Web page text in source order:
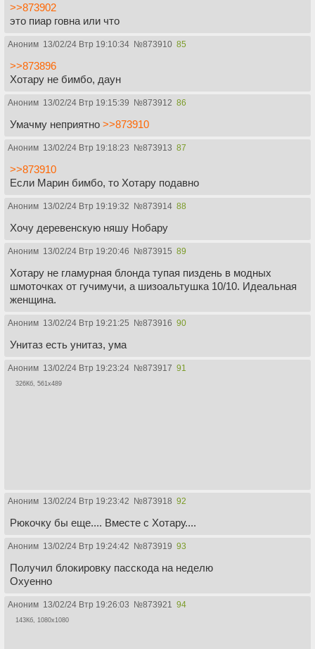
>>873902
это пиар говна или что
Аноним 13/02/24 Втр 19:10:34 №873910 85
>>873896
Хотару не бимбо, даун
Аноним 13/02/24 Втр 19:15:39 №873912 86
Умачму неприятно >>873910
Аноним 13/02/24 Втр 19:18:23 №873913 87
>>873910
Если Марин бимбо, то Хотару подавно
Аноним 13/02/24 Втр 19:19:32 №873914 88
Хочу деревенскую няшу Нобару
Аноним 13/02/24 Втр 19:20:46 №873915 89
Хотару не гламурная блонда тупая пиздень в модных
шмоточках от гучимучи, а шизоальтушка 10/10. Идеальная
женщина.
Аноним 13/02/24 Втр 19:21:25 №873916 90
Унитаз есть унитаз, ума
Аноним 13/02/24 Втр 19:23:24 №873917 91
326Кб, 561x489
Аноним 13/02/24 Втр 19:23:42 №873918 92
Рюкочку бы еще.... Вместе с Хотару....
Аноним 13/02/24 Втр 19:24:42 №873919 93
Получил блокировку пасскода на неделю
Охуенно
Аноним 13/02/24 Втр 19:26:03 №873921 94
143Кб, 1080x1080